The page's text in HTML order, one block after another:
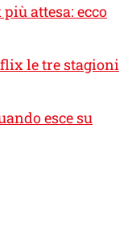
attesa: ecco
le tre stagioni
esce su